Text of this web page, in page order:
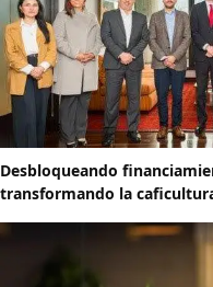
Desbloqueando
transformando la